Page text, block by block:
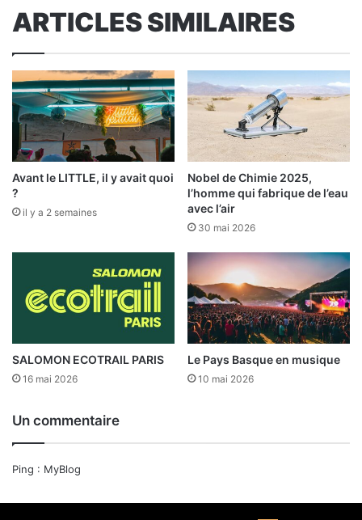
ARTICLES SIMILAIRES
Avant le LITTLE, il y avait quoi
?
il y a 2 semaines
Nobel de Chimie 2025,
l’homme qui fabrique de l’eau
avec l’air
30 mai 2026
SALOMON ECOTRAIL PARIS
16 mai 2026
Le Pays Basque en musique
10 mai 2026
Un commentaire
Ping : MyBlog